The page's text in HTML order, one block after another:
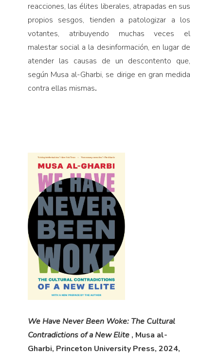
reacciones, las élites liberales, atrapadas en sus
propios sesgos, tienden a patologizar a los
votantes, atribuyendo muchas veces el
malestar social a la desinformación, en lugar de
atender las causas de un descontento que,
según Musa al-Gharbi, se dirige en gran medida
contra ellas mismas.
We Have Never Been Woke: The Cultural
Contradictions of a New Elite, Musa al-
Gharbi, Princeton University Press, 2024,